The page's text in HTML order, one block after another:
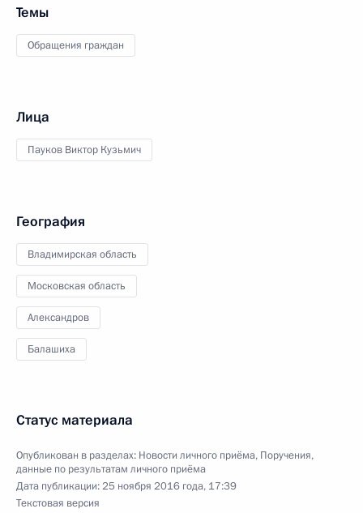
Темы
Обращения граждан
Лица
Пауков Виктор Кузьмич
География
Владимирская область
Московская область
Александров
Балашиха
Статус материала
Опубликован в разделах: Новости личного приёма, Поручения,
данные по результатам личного приёма
Дата публикации:25 ноября 2016 года, 17:39
Текстовая версия